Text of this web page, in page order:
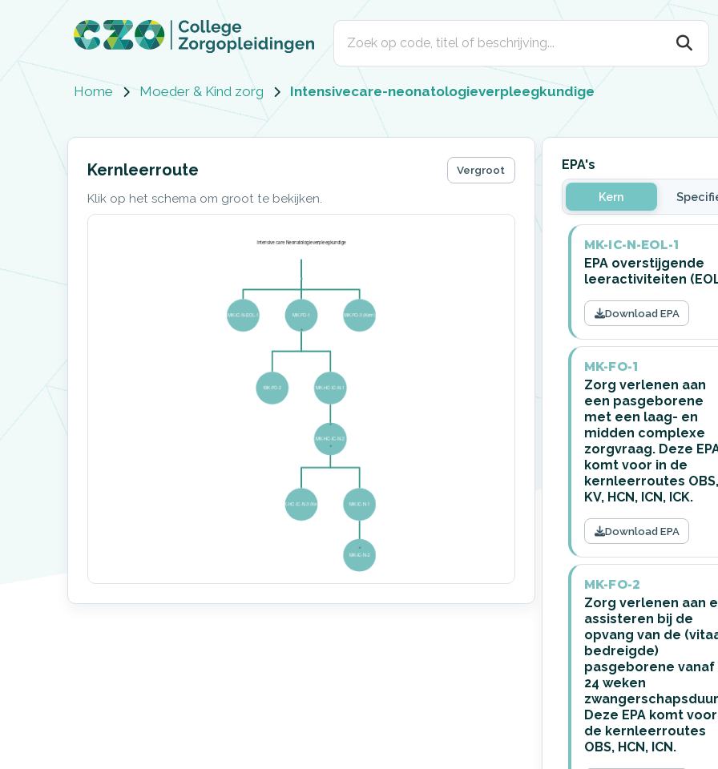
Home Moeder & Kind zorg Intensivecare-neonatologieverpleegkundige
Kernleerroute Vergroot
Klik op het schema om groot te bekijken.
EPA's
Kern
MK-IC-N-EOL-1
EPA overstijgende
leeractiviteiten
Download EPA
MK-FO-1
Zorg verlenen aan
een pasgeborene
met een laag- en
midden complexe
zorgvraag. Deze
komt voor in de
kernleerroutes OBS,
KV, HCN, ICN, ICK.
Download EPA
MK-FO-2
Zorg verlenen aan
assisteren bij de
opvang van de
bedreigde)
pasgeborene vanaf
24 weken
Deze EPA komt
de kernleerroutes
OBS, HCN, ICN.